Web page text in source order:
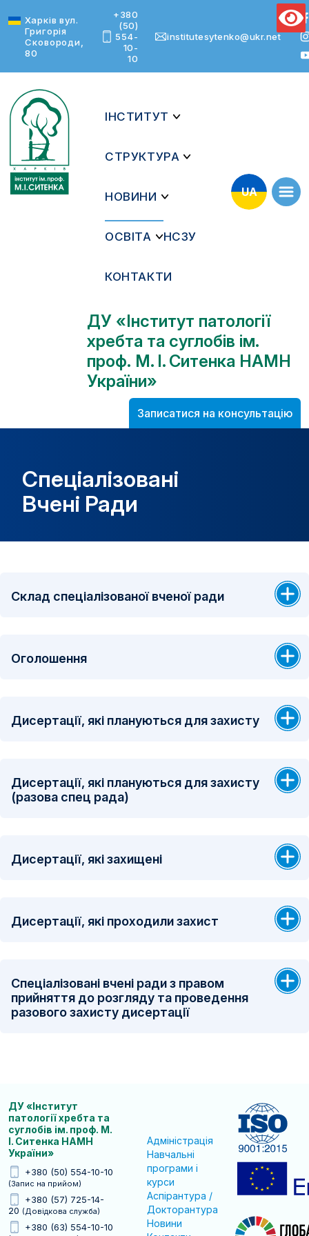
Text Size
Харків вул.
Григорія
Сковороди,
80
+380
(50)
554-
10-
10
institutesytenko@ukr.net
ІНСТИТУТ
СТРУКТУРА
НОВИНИ
ОСВІТА НСЗУ
КОНТАКТИ
UA
ДУ «Інститут патології
хребта та суглобів ім.
проф. М. І. Ситенка НАМН
України»
Записатися на консультацію
Спеціалізовані
Вчені Ради
Склад спеціалізованої вченої ради
Оголошення
Дисертації, які плануються для захисту
Дисертації, які плануються для захисту
(разова спец рада)
Дисертації, які захищені
Дисертації, які проходили захист
Спеціалізовані вчені ради з правом
прийняття до розгляду та проведення
разового захисту дисертації
ДУ «Інститут
патології хребта та
суглобів ім. проф. М.
І. Ситенка НАМН
України»
+380 (50) 554-10-10
(Запис на прийом)
+380 (57) 725-14-
20 (Довідкова служба)
+380 (63) 554-10-10
Адміністрація
Навчальні
програми і
курси
Аспірантура /
Докторантура
Новини